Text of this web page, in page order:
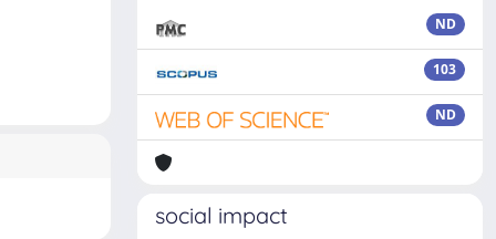
ND
103
ND
social impact